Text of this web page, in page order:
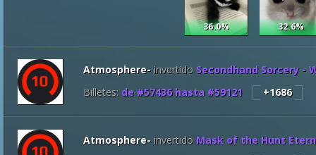
36.0% 32.6%
Atmosphere- invertido Secondhand Sorcery -
Billetes: de #57436hasta #59121 +1686
Atmosphere- invertido Mask of the Hunt